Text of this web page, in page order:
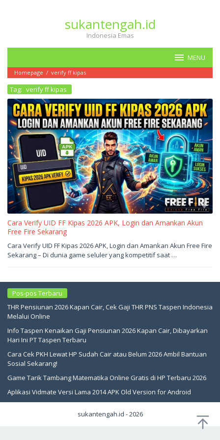
sukantengah.id
Indonesia Emas
MENU
Homepage / verify ff kipas
Tag: verify ff kipas
Cara Verify UID FF Kipas 2026 APK, Login dan Amankan Akun
Free Fire Sekarang
Mei
21,
oleh
Cara Verify UID FF Kipas 2026 APK, Login dan Amankan Akun Free Fire
Sekarang – Di dunia game seluler yang kompetitif saat …
Pos-pos Terbaru
THR Pensiunan 2026 Kapan Cair, Cek Gaji THR PNS Taspen Indonesia
Melalui Online
Info Taspen Kenaikan Gaji Pensiunan 2026 Kapan Cair, Dibayarkan
Hari Ini PT Taspen Terbaru
Cara Cek PKH Lewat HP Sudah Cair atau Belum 2026 Ambil Bantuan
Sosial Sekarang!
Game Tarik Tambang Matematika Online Gratis di HP Terbaru 2026
Aplikasi Vidmate Versi Lama 2014 APK Old Version for Android
sukantengah.id - 2026